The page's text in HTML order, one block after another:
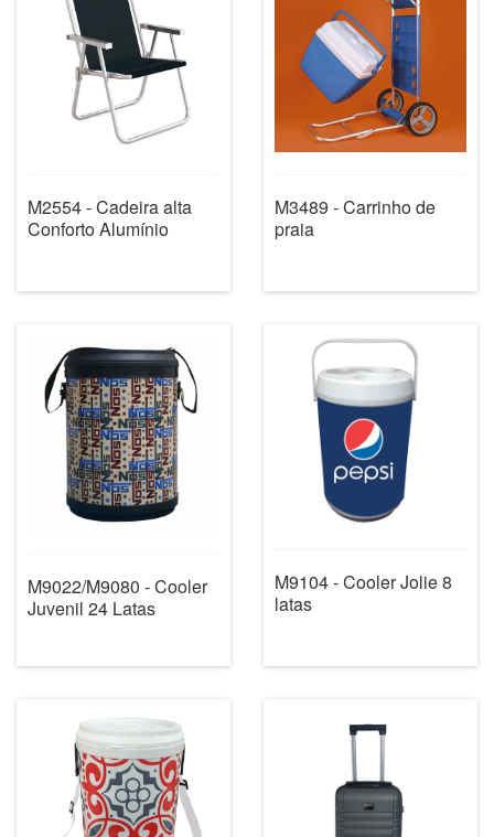
M2554 - Cadeira alta
Conforto Alumínio
M3489 - Carrinho de
praia
M9022/M9080 - Cooler
Juvenil 24 Latas
M9104 - Cooler Jolie 8
latas